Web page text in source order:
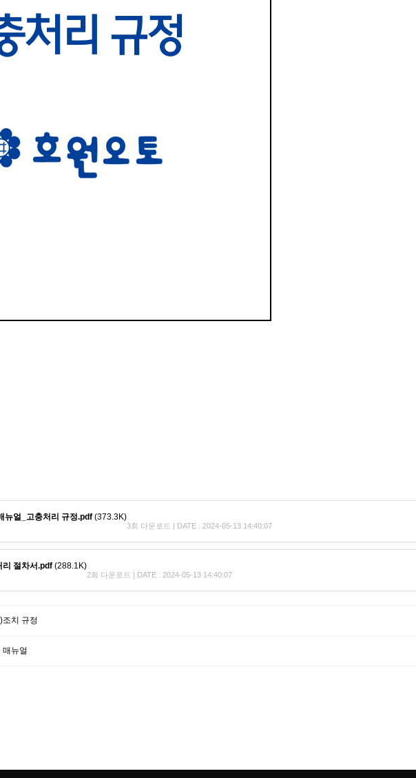
뉴얼_고충처리 규정.pdf (373.3K)
3회 다운로드 | DATE : 2024-05-13 14:40:07
리 절차서.pdf (288.1K)
2회 다운로드 | DATE : 2024-05-13 14:40:07
조치 규정
매뉴얼